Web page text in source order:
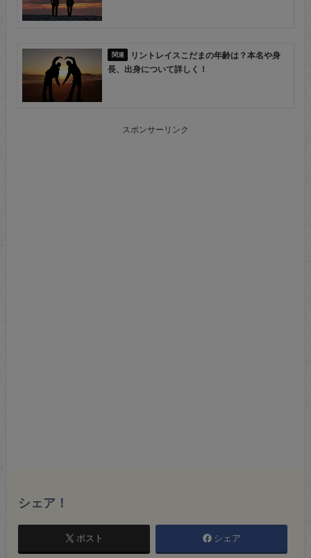
リントレイスこだまの年齢は？本名や身
長、出身について詳しく！
スポンサーリンク
シェア！
ポスト シェア